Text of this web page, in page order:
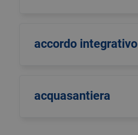
accordo integrativo
acquasantiera